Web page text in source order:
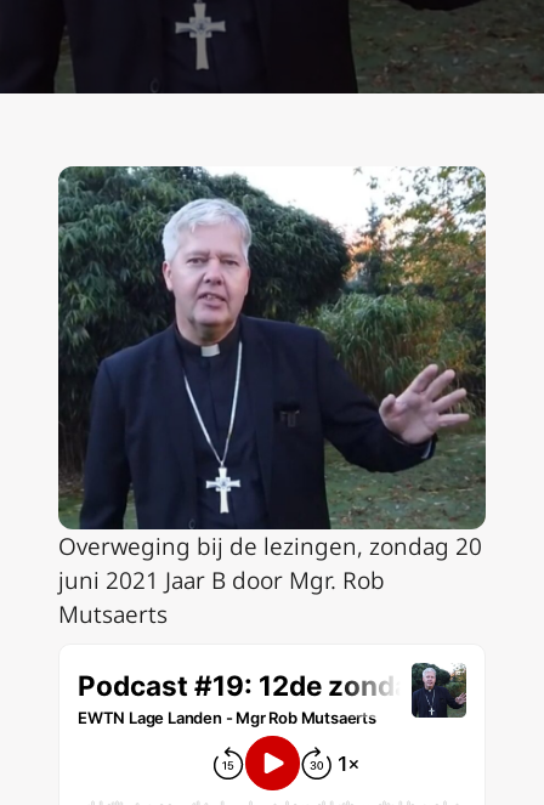
Overweging bij de lezingen, zondag 20
juni 2021 Jaar B door Mgr. Rob
Mutsaerts